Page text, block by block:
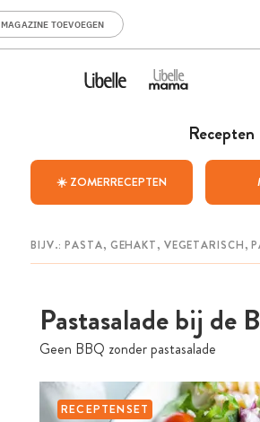
MAGAZINE TOEVOEGEN
Recepten
☀️ ZOMERRECEPTEN
Pastasalade bij de
Geen BBQ zonder pastasalade
RECEPTENSET